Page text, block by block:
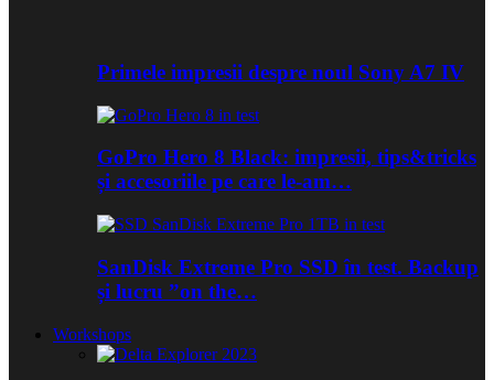
Primele impresii despre noul Sony A7 IV
GoPro Hero 8 Black: impresii, tips&tricks
și accesoriile pe care le-am…
SanDisk Extreme Pro SSD în test. Backup
și lucru ”on the…
Workshops